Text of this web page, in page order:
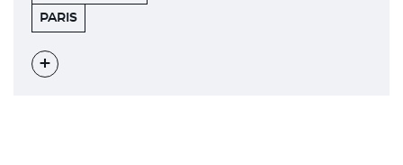
199
BIS
SAINT-
MARTIN
PARIS
Voir